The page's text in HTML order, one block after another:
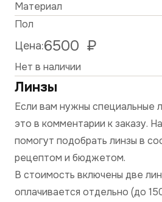
Материал
Пол
Цена:6500 ₽
Нет в наличии
Линзы
Если вам нужны специальные
это в комментарии к заказу.
помогут подобрать линзы в
рецептом и бюджетом.
В стоимость включены две
оплачивается отдельно (до